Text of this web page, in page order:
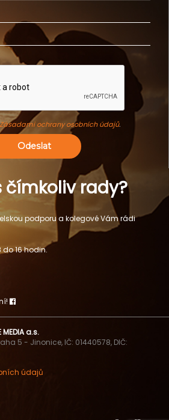
Zásadami ochrany osobních údajů.
Odeslat
čímkoliv rady?
podporu a kolegové Vám rádi
16 hodin.
MEDIA a.s.
5 - Jinonice, IČ: 01440578, DIČ:
údajů